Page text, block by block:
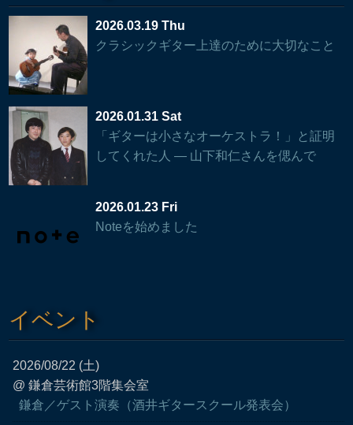
2026.03.19 Thu
クラシックギター上達のために大切なこと
2026.01.31 Sat
「ギターは小さなオーケストラ！」と証明
してくれた人 — 山下和仁さんを偲んで
2026.01.23 Fri
Noteを始めました
イベント
2026/08/22 (土)
@ 鎌倉芸術館3階集会室
鎌倉／ゲスト演奏（酒井ギタースクール発表会）